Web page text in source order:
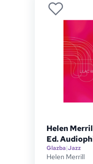
Helen
Ed.
Glazba|Jazz
Helen Merrill